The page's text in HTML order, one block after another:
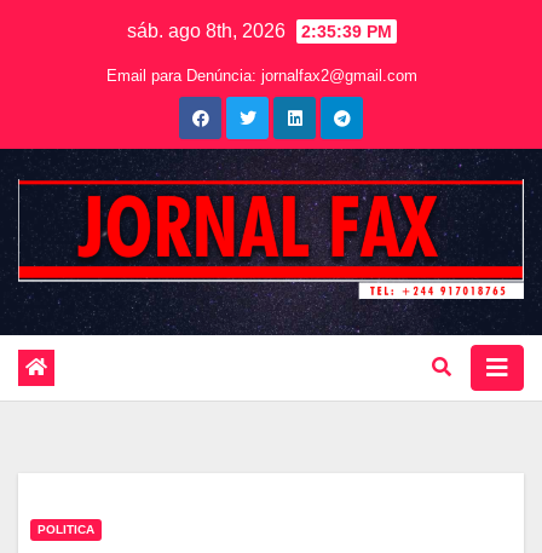
sáb. ago 8th, 2026 2:35:40 PM
Email para Denúncia: jornalfax2@gmail.com
POLITICA